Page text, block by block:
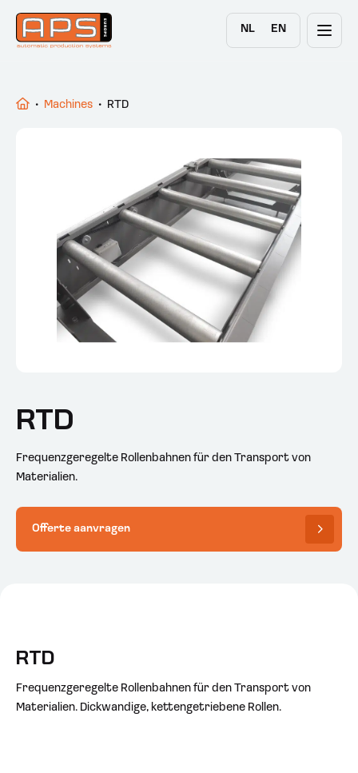
NL EN
• Machines • RTD
RTD
Frequenzgeregelte Rollenbahnen für den Transport von
Materialien.
Offerte aanvragen
RTD
Frequenzgeregelte Rollenbahnen für den Transport von
Materialien. Dickwandige, kettengetriebene Rollen.